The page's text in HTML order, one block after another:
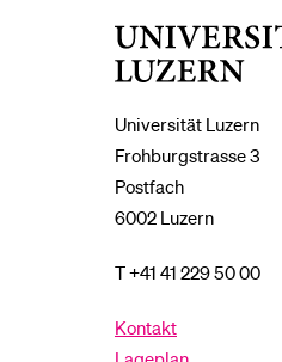
Universität Luzern
Frohburgstrasse 3
Postfach
6002 Luzern
T +41 41 229 50 00
Kontakt